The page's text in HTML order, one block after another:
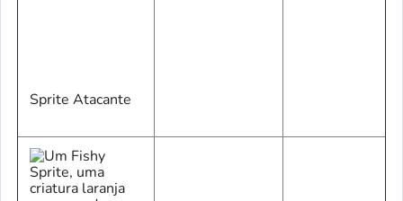
Sprite Atacante